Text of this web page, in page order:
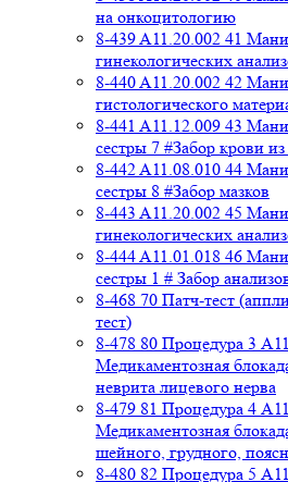
на онкоцитологию
8-439 A11.20.002 41
гинекологических
8-440 A11.20.002 42
гистологического
8-441 A11.12.009 43
сестры 7 #Забор крови
8-442 A11.08.010 44
сестры 8 #Забор мазков
8-443 A11.20.002 45
гинекологических
8-444 A11.01.018 46
сестры 1 # Забор
8-468 70 Патч-тест
тест)
8-478 80 Процедура 3
Медикаментозная
неврита лицевого нерва
8-479 81 Процедура 4
Медикаментозная
шейного, грудного,
8-480 82 Процедура 5